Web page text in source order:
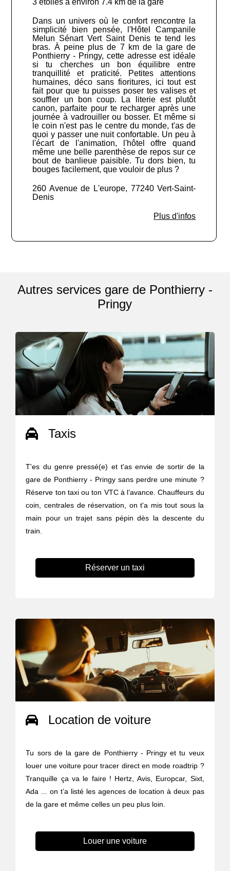
3 étoiles à environ 7.4 km de la gare
Dans un univers où le confort rencontre la
simplicité bien pensée, l'Hôtel Campanile
Melun Sénart Vert Saint Denis te tend les
bras. À peine plus de 7 km de la gare de
Ponthierry - Pringy, cette adresse est idéale
si tu cherches un bon équilibre entre
tranquillité et praticité. Petites attentions
humaines, déco sans fioritures, ici tout est
fait pour que tu puisses poser tes valises et
souffler un bon coup. La literie est plutôt
canon, parfaite pour te recharger après une
journée à vadrouiller ou bosser. Et même si
le coin n'est pas le centre du monde, t'as de
quoi y passer une nuit confortable. Un peu à
l'écart de l'animation, l'hôtel offre quand
même une belle parenthèse de repos sur ce
bout de banlieue paisible. Tu dors bien, tu
bouges facilement, que vouloir de plus ?
260 Avenue de L'europe, 77240 Vert-Saint-
Denis
Plus d'infos
Autres services gare de Ponthierry -
Pringy
Taxis
T'es du genre pressé(e) et t'as envie de sortir de la
gare de Ponthierry - Pringy sans perdre une minute ?
Réserve ton taxi ou ton VTC à l’avance. Chauffeurs du
coin, centrales de réservation, on t'a mis tout sous la
main pour un trajet sans pépin dès la descente du
train.
Réserver un taxi
Location de voiture
Tu sors de la gare de Ponthierry - Pringy et tu veux
louer une voiture pour tracer direct en mode roadtrip ?
Tranquille ça va le faire ! Hertz, Avis, Europcar, Sixt,
Ada ... on t’a listé les agences de location à deux pas
de la gare et même celles un peu plus loin.
Louer une voiture